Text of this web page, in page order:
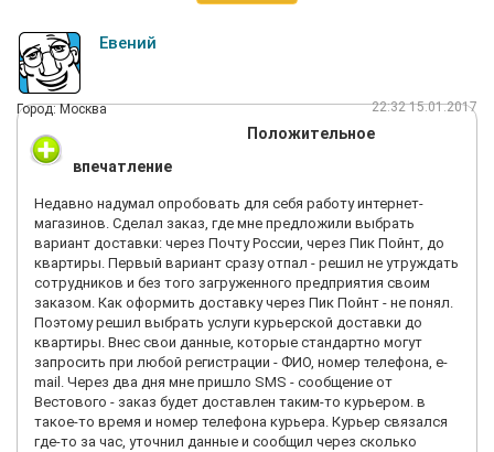
Евений
Город: Москва 22:32 15.01.2017
Положительное
впечатление
Недавно надумал опробовать для себя работу интернет-
магазинов. Сделал заказ, где мне предложили выбрать
вариант доставки: через Почту России, через Пик Пойнт, до
квартиры. Первый вариант сразу отпал - решил не утруждать
сотрудников и без того загруженного предприятия своим
заказом. Как оформить доставку через Пик Пойнт - не понял.
Поэтому решил выбрать услуги курьерской доставки до
квартиры. Внес свои данные, которые стандартно могут
запросить при любой регистрации - ФИО, номер телефона, e-
mail. Через два дня мне пришло SMS - сообщение от
Вестового - заказ будет доставлен таким-то курьером. в
такое-то время и номер телефона курьера. Курьер связался
где-то за час, уточнил данные и сообщил через сколько